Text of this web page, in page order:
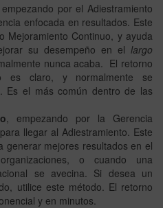
, empezando por el Adiestramiento
enfocada en resultados. Este
Mejoramiento Continuo, y ayuda
su desempeño en el largo
nunca acaba. El retorno
es claro, y normalmente se
Es el más común dentro de las
, empezando por la Gerencia
llegar al Adiestramiento. Este
generar mejores resultados en el
o cuando una
se avecina. Si desea un
utilice este método. El retorno
y en minutos.